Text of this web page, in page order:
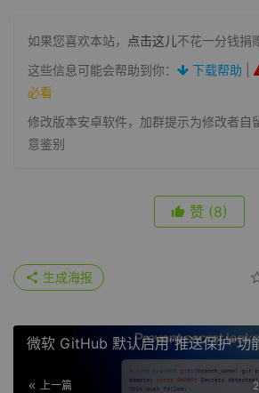
如果您喜欢本站， 点击这儿不花一分钱捐
这些信息可能会帮助到你：
下载帮助
必看
修改版本安卓软件，加群提示为修改者自
意鉴别
赞 (8)
生成海报
微软 GitHub 默认启用“推送保护”功
上一篇